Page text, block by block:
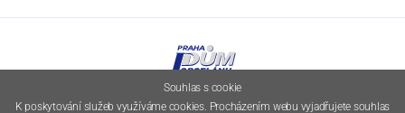
Souhlas s cookie
K poskytování služeb využíváme cookies. Procházením webu vyjadřujete souhlas